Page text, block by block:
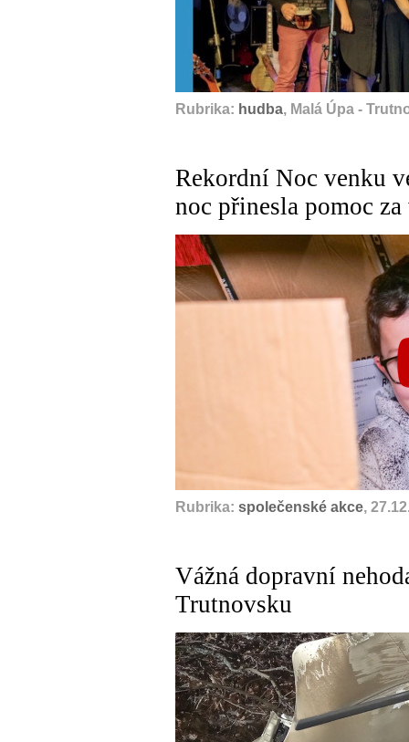
Rubrika: hudba, Malá Úpa -
Rekordní Noc venku
noc přinesla pomoc
Rubrika: společenské akce,
Vážná dopravní
Trutnovsku